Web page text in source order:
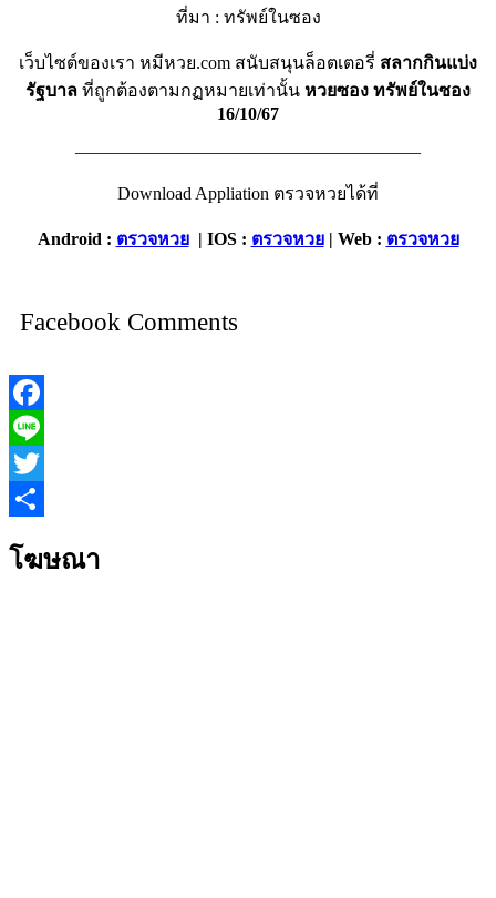
ที่มา : ทรัพย์ในซอง
เว็บไซต์ของเรา หมีหวย.com สนับสนุนล็อตเตอรี่ สลากกินแบ่ง
รัฐบาล ที่ถูกต้องตามกฏหมายเท่านั้น หวยซอง ทรัพย์ในซอง
16/10/67
———————————————————–
Download Appliation ตรวจหวยได้ที่
Android : ตรวจหวย| IOS : ตรวจหวย| Web : ตรวจหวย
Facebook Comments
Facebook
Line
Twitter
โฆษณา